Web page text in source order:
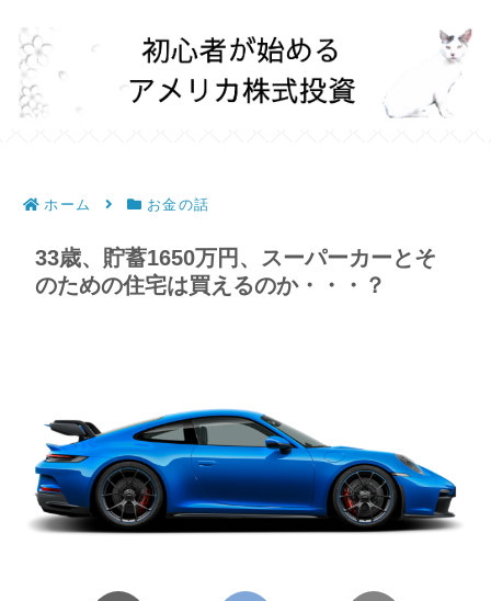
ホーム お金の話
33歳、貯蓄1650万円、スーパーカーとそ
のための住宅は買えるのか・・・？